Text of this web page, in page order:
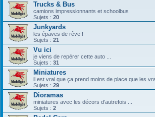
Trucks & Bus
camions impressionnants et schoolbus
Sujets : 20
Junkyards
les épaves de rêve !
Sujets : 21
Vu ici
je viens de repérer cette auto ...
Sujets : 31
Miniatures
il est vrai que ça prend moins de place que les
Sujets : 29
Dioramas
miniatures avec les décors d'autrefois ...
Sujets : 2